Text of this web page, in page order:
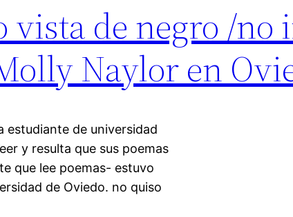
vista de negro /no
Naylor en
estudiante de universidad
y resulta que sus poemas
que lee poemas- estuvo
de Oviedo. no quiso